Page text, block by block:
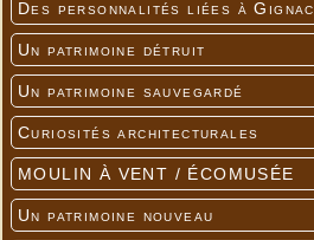
Des personnalités liées à Gignac
Un patrimoine détruit
Un patrimoine sauvegardé
Curiosités architecturales
MOULIN À VENT / ÉCOMUSÉE
Un patrimoine nouveau